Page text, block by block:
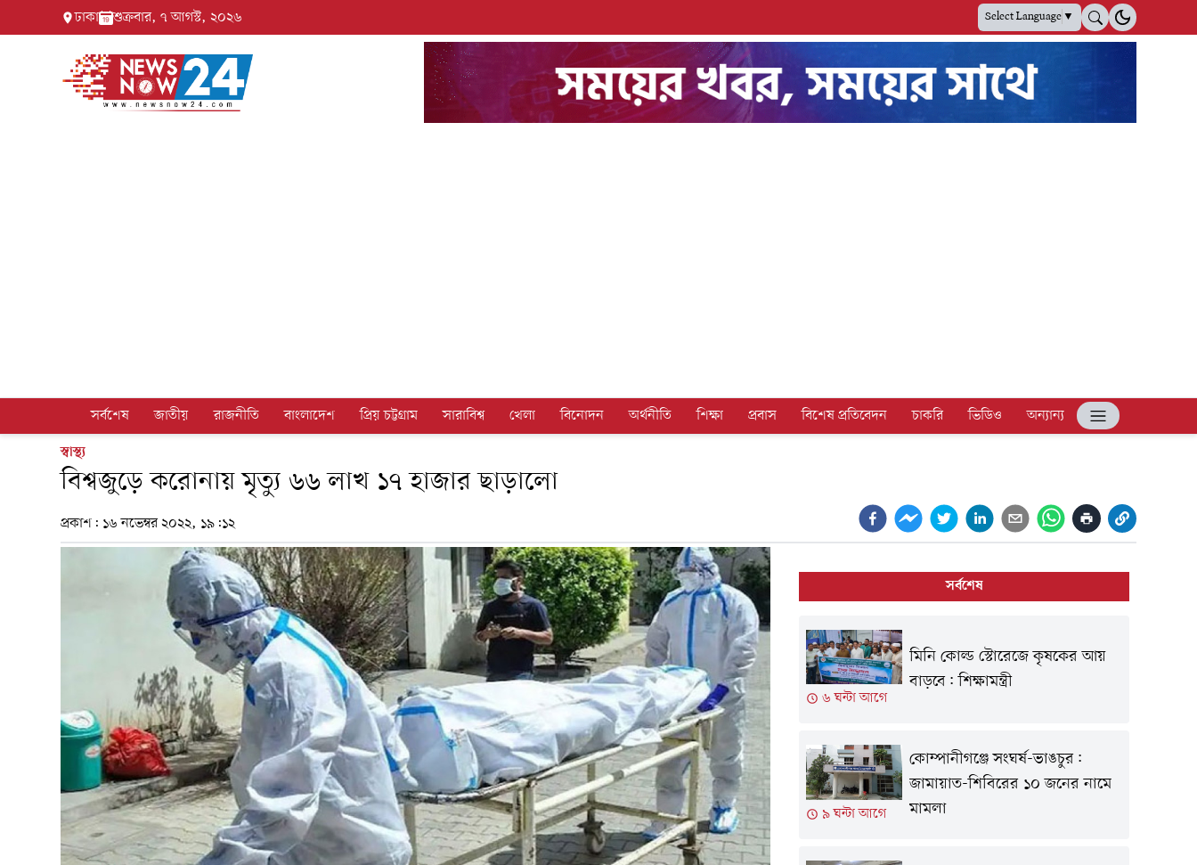
ঢাকা শুক্রবার, ৭ আগস্ট, ২০২৬ Select Language▼
সর্বশেষ জাতীয় রাজনীতি বাংলাদেশ প্রিয় চট্টগ্রাম সারাবিশ্ব খেলা বিনোদন অর্থনীতি শিক্ষা প্রবাস বিশেষ প্রতিবেদন চাকরি ভিডিও
অন্যান্য
স্বাস্থ্য
বিশ্বজুড়ে করোনায় মৃত্যু ৬৬ লাখ ১৭ হাজার ছাড়ালো
প্রকাশ: ১৬ নভেম্বর ২০২২, ১৯:১২
সর্বশেষ
৬ ঘন্টা আগে
মিনি কোল্ড স্টোরেজে কৃষকের আয়
বাড়বে: শিক্ষামন্ত্রী
৯ ঘন্টা আগে
কোম্পানীগঞ্জে সংঘর্ষ-ভাঙচুর:
জামায়াত-শিবিরের ১০ জনের নামে
মামলা